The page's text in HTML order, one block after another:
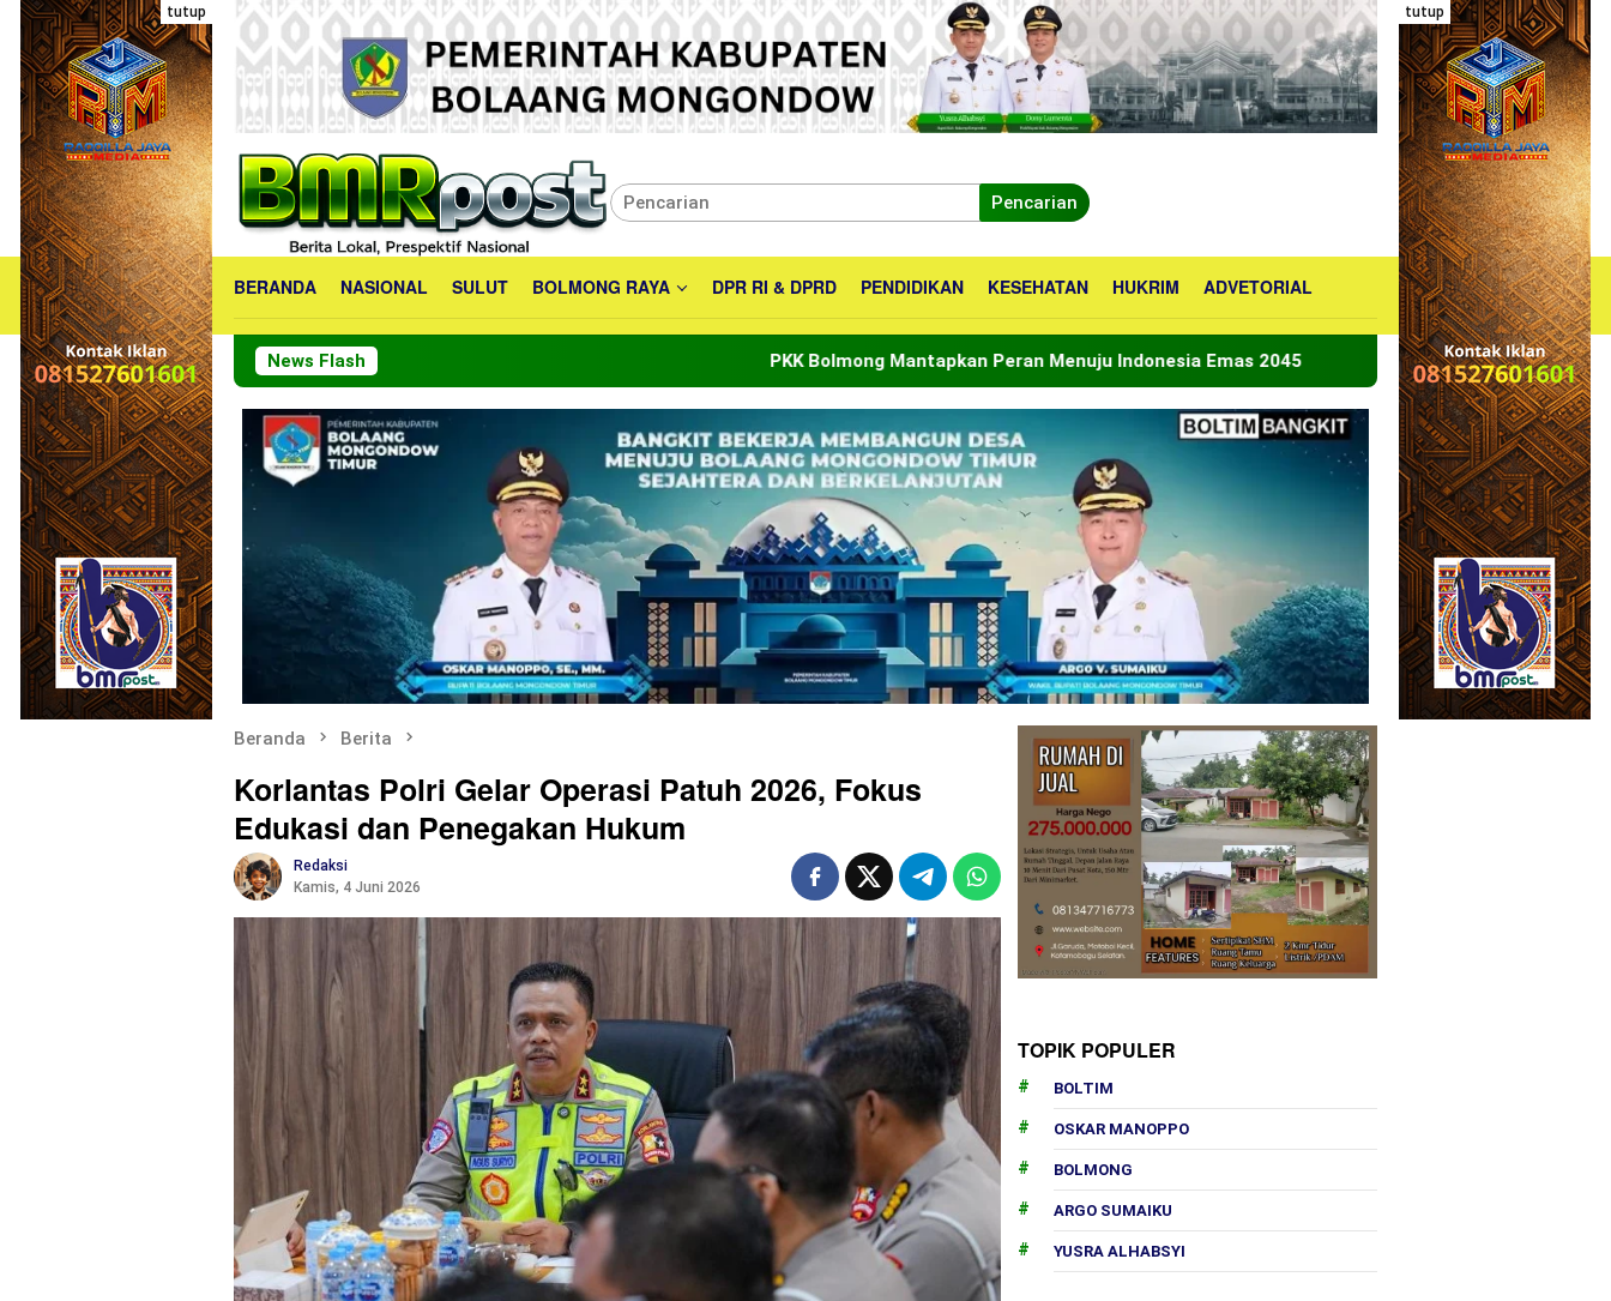
Loncat
konten
tutup tutup
Pencarian
BERANDA NASIONAL SULUT BOLMONG RAYA DPR RI & DPRD PENDIDIKAN KESEHATAN HUKRIM ADVETORIAL
News Flash PKK Bolmong Mantapkan Peran Menuju Indonesia Emas 2045 Bupati Boltara Lepas Kontingen Jamnas XII
Beranda Berita
Korlantas Polri Gelar Operasi Patuh 2026, Fokus
Edukasi dan Penegakan Hukum
Redaksi
Kamis, 4 Juni 2026
TOPIK POPULER
BOLTIM
OSKAR MANOPPO
BOLMONG
ARGO SUMAIKU
YUSRA ALHABSYI